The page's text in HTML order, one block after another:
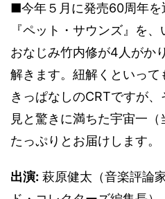
■今年５月に発売60周年を
『ペット・サウンズ』を
おなじみ竹内修が4人がか
解きます。紐解くといっ
きっぱなしのCRTですが
見と驚きに満ちた宇宙一
たっぷりとお届けします。
出演: 萩原健太（音楽評論